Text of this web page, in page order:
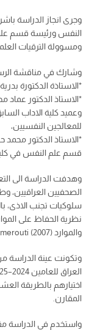
وجرى انجاز الدراسة
النفس ورئيسة قسم علم
ومسوولة الترقيات
وشارك في مناقشة
*الاستاذة الدكتورة
*الاستاذ الدكتور عماد
وعميد كلية الاداب
للمعالجين النفسيين،
*الاستاذ الدكتور
قسم علم النفس في
وهدفت الدراسة الى
الصحفيين العراقيين،
سلوكيات تجنب الاذى،
والموارد Bakker & Demerouti (2007)، اضافة الى نموذج Cloninger (1980).
اختيارهم بالطريقة
المقارن.